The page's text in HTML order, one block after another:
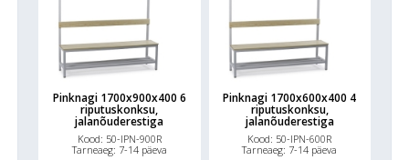
Pinknagi 1700x900x400 6
riputuskonksu,
jalanõuderestiga
Kood: 50-IPN-900R
Tarneaeg: 7-14 päeva
Pinknagi 1700x600x400 4
riputuskonksu,
jalanõuderestiga
Kood: 50-IPN-600R
Tarneaeg: 7-14 päeva